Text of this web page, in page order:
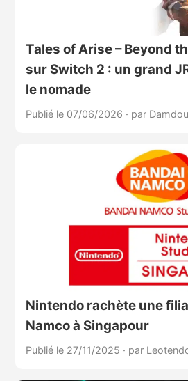
Tales of Arise – Beyond
sur Switch 2 : un grand
le nomade
Publié le 07/06/2026 · par Damdou
Nintendo rachète une
Namco à Singapour
Publié le 27/11/2025 · par